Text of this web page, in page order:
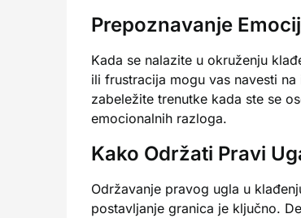
Prepoznavanje
Kada se nalazite u okruženju
ili frustracija mogu vas navesti
zabeležite trenutke kada ste se
emocionalnih razloga.
Kako Održati Pravi
Održavanje pravog ugla u
postavljanje granica je ključno.